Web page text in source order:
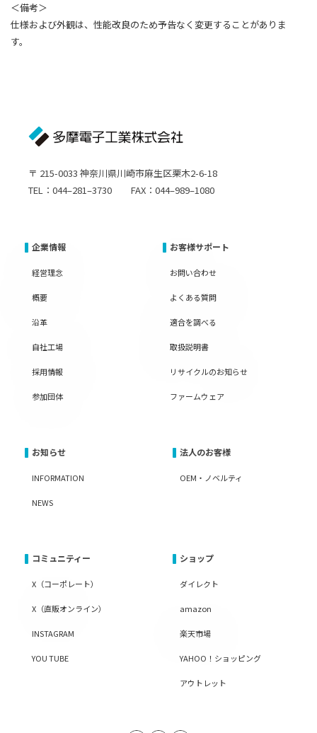
＜備考＞
仕様および外観は、性能改良のため予告なく変更することがありま
す。
〒 215-0033 神奈川県川崎市麻生区栗木2-6-18
TEL：044–281–3730 FAX：044–989–1080
企業情報
経営理念
概要
沿革
自社工場
採用情報
参加団体
お客様サポート
お問い合わせ
よくある質問
適合を調べる
取扱説明書
リサイクルのお知らせ
ファームウェア
お知らせ
INFORMATION
NEWS
法人のお客様
OEM・ノベルティ
コミュニティー
X（コーポレート）
X（直販オンライン）
INSTAGRAM
YOU TUBE
ショップ
ダイレクト
amazon
楽天市場
YAHOO！ショッピング
アウトレット